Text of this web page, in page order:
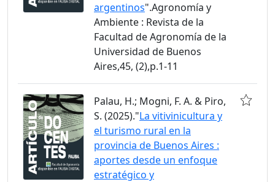
argentinos".Agronomía y
Ambiente : Revista de la
Facultad de Agronomía de la
Universidad de Buenos
Aires,45, (2),p.1-11
Palau, H.; Mogni, F. A. & Piro,
S. (2025)."La vitivinicultura y
el turismo rural en la
provincia de Buenos Aires :
aportes desde un enfoque
estratégico y